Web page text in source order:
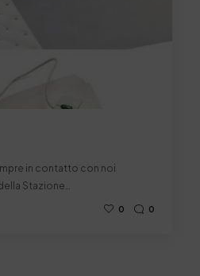
in contatto con noi
Stazione…
0 0